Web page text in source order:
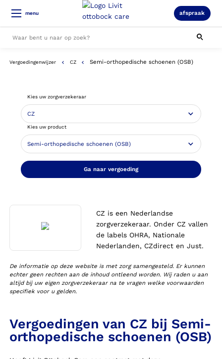
menu afspraak
Alle resultaten
Vergoedingenwijzer CZ Semi-orthopedische schoenen (OSB)
Kies uw zorgverzekeraar
Kies uw product
Ga naar vergoeding
CZ is een Nederlandse
zorgverzekeraar. Onder CZ vallen
de labels OHRA, Nationale
Nederlanden, CZdirect en Just.
De informatie op deze website is met zorg samengesteld. Er kunnen
echter geen rechten aan de inhoud ontleend worden. Wij raden u aan
altijd bij uw eigen zorgverzekeraar na te vragen welke voorwaarden
specifiek voor u gelden.
Vergoedingen van CZ bij Semi-
orthopedische schoenen (OSB)